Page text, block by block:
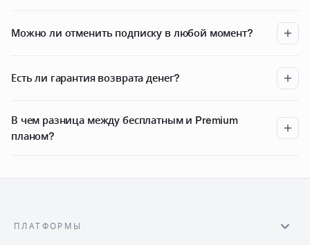
Можно ли отменить подписку в любой момент?
Есть ли гарантия возврата денег?
В чем разница между бесплатным и Premium
планом?
ПЛАТФОРМЫ